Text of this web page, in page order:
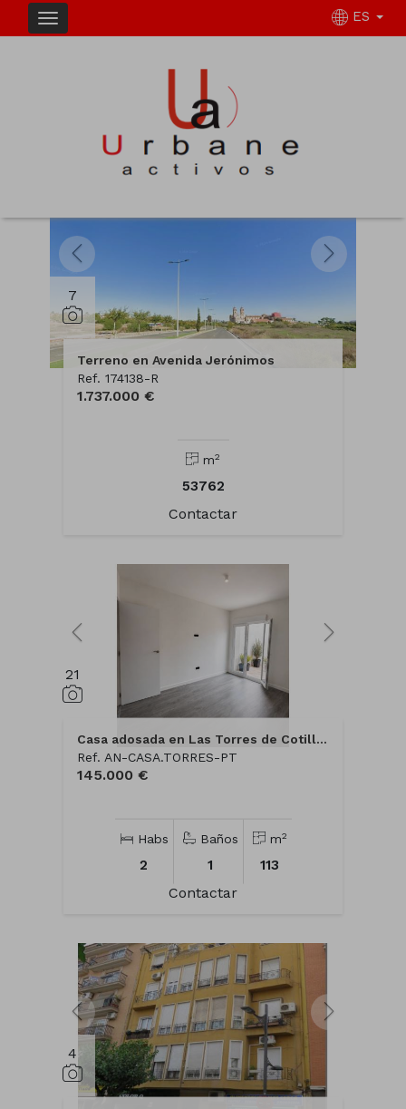
ES
INMUEBLES
DESTACADOS
7
Terreno en Avenida Jerónimos
Ref. 174138-R
1.737.000 €
m2
53762
Contactar
21
Casa adosada en Las Torres de Cotillas
Ref. AN-CASA.TORRES-PT
145.000 €
Habs
2
Baños
1
m2
113
Contactar
4